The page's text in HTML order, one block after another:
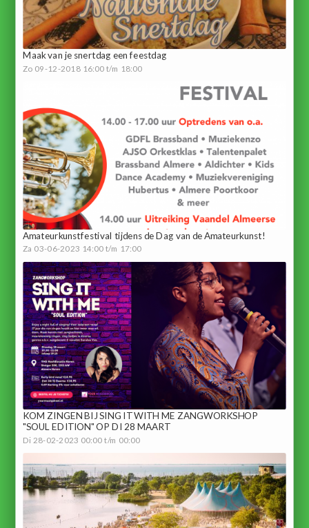
Maak van je snertdag een feestdag
Zo 09-12-2018 16:00 t/m 18:00
Amateurkunstfestival tijdens de Dag van de Amateurkunst!
Za 03-06-2023 14:00 t/m 17:00
KOM ZINGEN BIJ SING IT WITH ME ZANGWORKSHOP
"SOUL EDITION" OP DI 28 MAART
Di 28-02-2023 00:00 t/m 00:00